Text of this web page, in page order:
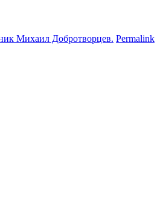
Михаил Добротворцев. Permalink